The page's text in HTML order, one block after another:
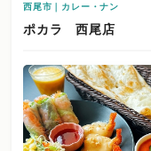
西尾市｜カレー・ナン
ポカラ 西尾店